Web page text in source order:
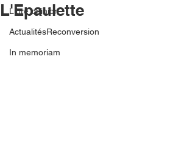
Libre opinion
ActualitésReconversion
In memoriam
L'Epaulette